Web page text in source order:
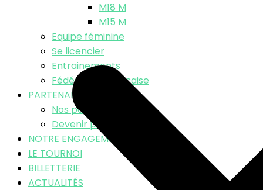
M18 M
M15 M
Equipe féminine
Se licencier
Entrainements
Fédération Française
PARTENAIRES
Nos partenaires
Devenir partenaire
NOTRE ENGAGEMENT RSE
LE TOURNOI
BILLETTERIE
ACTUALITÉS